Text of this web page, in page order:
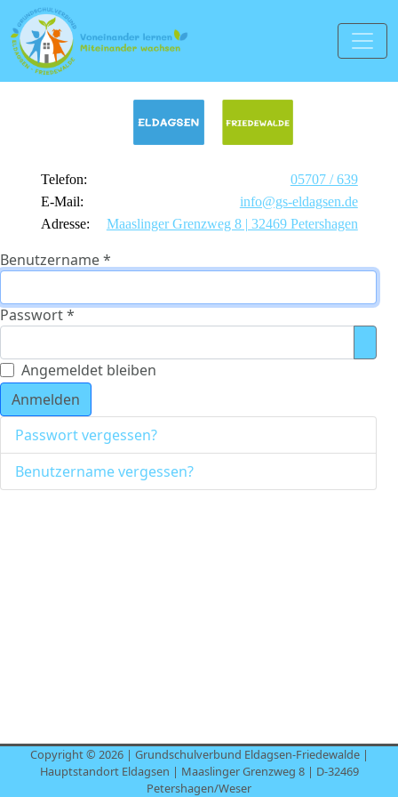
Telefon:
05707 / 639
E-Mail:
info@gs-eldagsen.de
Adresse:
Maaslinger Grenzweg 8 | 32469 Petershagen
Benutzername*
Passwort*
Angemeldet bleiben
Anmelden
Passwort vergessen?
Benutzername vergessen?
Copyright © 2026 | Grundschulverbund Eldagsen-Friedewalde |
Hauptstandort Eldagsen | Maaslinger Grenzweg 8 | D-32469
Petershagen/Weser